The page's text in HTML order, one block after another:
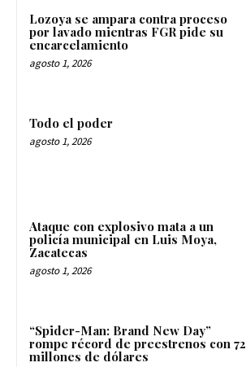
Lozoya se ampara contra proceso
por lavado mientras FGR pide su
encarcelamiento
agosto 1, 2026
Todo el poder
agosto 1, 2026
Ataque con explosivo mata a un
policía municipal en Luis Moya,
Zacatecas
agosto 1, 2026
“Spider-Man: Brand New Day”
rompe récord de preestrenos con 72
millones de dólares